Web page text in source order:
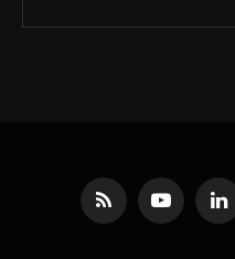
لينكدإن يوتيوب RSS